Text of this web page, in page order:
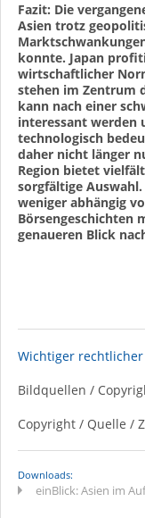
Fazit: Die
Asien trotz
konnte. Japan
wirtschaftlicher
stehen im Zentrum
kann nach einer
interessant werden
technologisch
daher nicht länger
Region bietet
sorgfältige
weniger abhängig
Börsengeschichten
genaueren Blick
Wichtiger
Bildquellen /
Copyright / Quelle /
Downloads:
einBlick: Asien im